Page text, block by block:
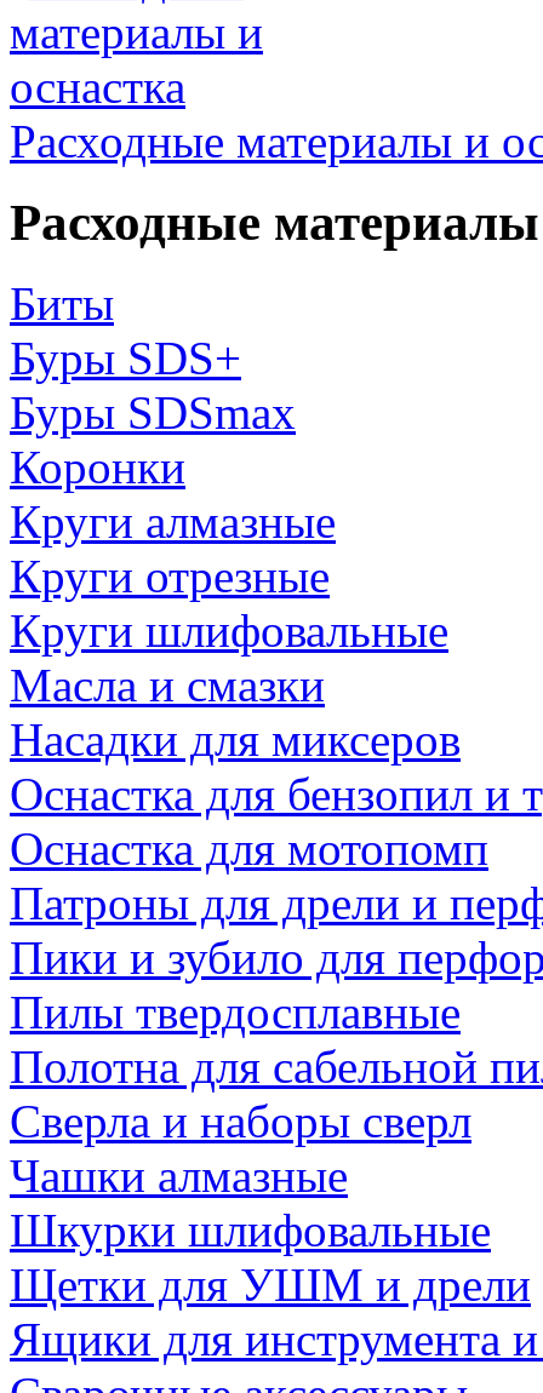
Расходные материалы и
Расходные
Биты
Буры SDS+
Буры SDSmax
Коронки
Круги алмазные
Круги отрезные
Круги шлифовальные
Масла и смазки
Насадки для миксеров
Оснастка для бензопил и
Оснастка для мотопомп
Патроны для дрели и
Пики и зубило для
Пилы твердосплавные
Полотна для сабельной
Сверла и наборы сверл
Чашки алмазные
Шкурки шлифовальные
Щетки для УШМ и дрели
Ящики для инструмента